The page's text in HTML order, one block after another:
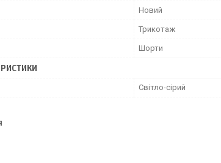
Новий
Трикотаж
Шорти
Світло-сірий